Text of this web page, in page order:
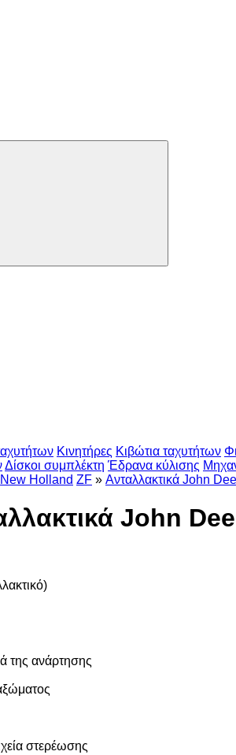
Κινητήρες Κιβώτια ταχυτήτων
Δίσκοι συμπλέκτη Έδρανα κύλισης
New Holland ZF » Ανταλλακτικά John
John
της ανάρτησης
στερέωσης